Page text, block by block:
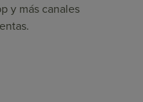
y más canales